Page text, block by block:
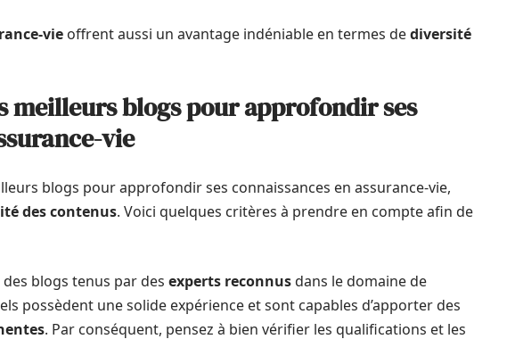
vie offrent aussi un avantage indéniable en termes dediversité
meilleurs blogs pour approfondir ses
vie
blogs pour approfondir ses connaissances en assurance-vie,
des contenus. Voici quelques critères à prendre en compte afin de
blogs tenus par des experts reconnusdans le domaine de
possèdent une solide expérience et sont capables d’apporter des
. Par conséquent, pensez à bien vérifier les qualifications et les